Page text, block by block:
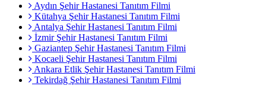
Aydın Şehir Hastanesi Tanıtım Filmi
Kütahya Şehir Hastanesi Tanıtım Filmi
Antalya Şehir Hastanesi Tanıtım Filmi
İzmir Şehir Hastanesi Tanıtım Filmi
Gaziantep Şehir Hastanesi Tanıtım Filmi
Kocaeli Şehir Hastanesi Tanıtım Filmi
Ankara Etlik Şehir Hastanesi Tanıtım Filmi
Tekirdağ Şehir Hastanesi Tanıtım Filmi